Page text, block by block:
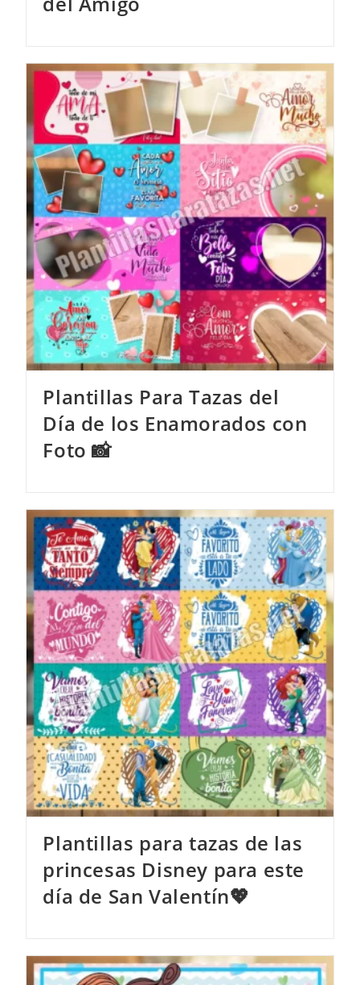
Plantillas Para Tazas del
Día de los Enamorados con
Foto 📸
Plantillas para tazas de las
princesas Disney para este
día de San Valentín💖